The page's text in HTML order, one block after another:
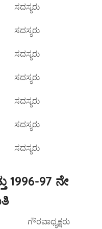
ಸದಸ್ಯರು
ಸದಸ್ಯರು
ಸದಸ್ಯರು
ಸದಸ್ಯರು
ಸದಸ್ಯರು
ಸದಸ್ಯರು
ಸದಸ್ಯರು
1996-97 ನೇ
ಗೌರವಾಧ್ಯಕ್ಷರು